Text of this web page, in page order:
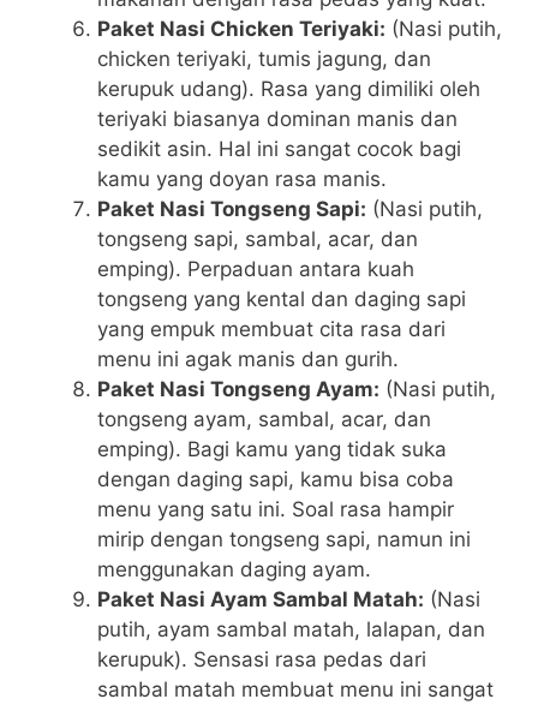
Paket Nasi Chicken Teriyaki: (Nasi putih,
chicken teriyaki, tumis jagung, dan
kerupuk udang). Rasa yang dimiliki oleh
teriyaki biasanya dominan manis dan
sedikit asin. Hal ini sangat cocok bagi
kamu yang doyan rasa manis.
Paket Nasi Tongseng Sapi: (Nasi putih,
tongseng sapi, sambal, acar, dan
emping). Perpaduan antara kuah
tongseng yang kental dan daging sapi
yang empuk membuat cita rasa dari
menu ini agak manis dan gurih.
Paket Nasi Tongseng Ayam: (Nasi putih,
tongseng ayam, sambal, acar, dan
emping). Bagi kamu yang tidak suka
dengan daging sapi, kamu bisa coba
menu yang satu ini. Soal rasa hampir
mirip dengan tongseng sapi, namun ini
menggunakan daging ayam.
Paket Nasi Ayam Sambal Matah: (Nasi
putih, ayam sambal matah, lalapan, dan
kerupuk). Sensasi rasa pedas dari
sambal matah membuat menu ini sangat